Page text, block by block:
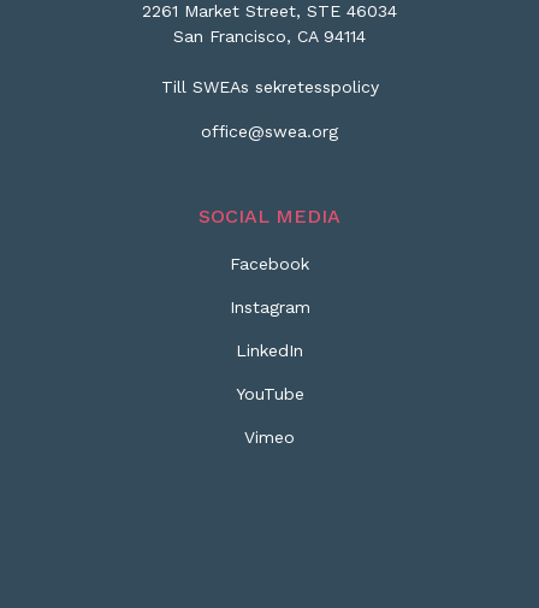
2261 Market Street, STE 46034
San Francisco, CA 94114
Till SWEAs sekretesspolicy
office@swea.org
SOCIAL MEDIA
Facebook
Instagram
LinkedIn
YouTube
Vimeo